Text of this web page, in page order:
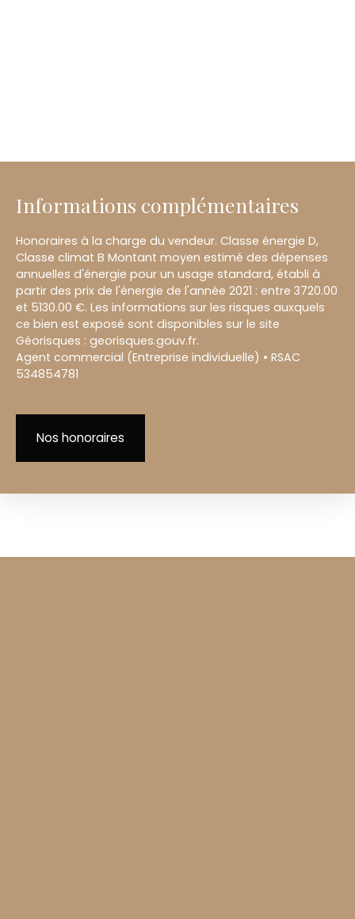
Informations complémentaires
Honoraires à la charge du vendeur. Classe énergie D,
Classe climat B Montant moyen estimé des dépenses
annuelles d'énergie pour un usage standard, établi à
partir des prix de l'énergie de l'année 2021 : entre 3720.00
et 5130.00 €. Les informations sur les risques auxquels
ce bien est exposé sont disponibles sur le site
Géorisques : georisques.gouv.fr.
Agent commercial (Entreprise individuelle) • RSAC
534854781
Nos honoraires